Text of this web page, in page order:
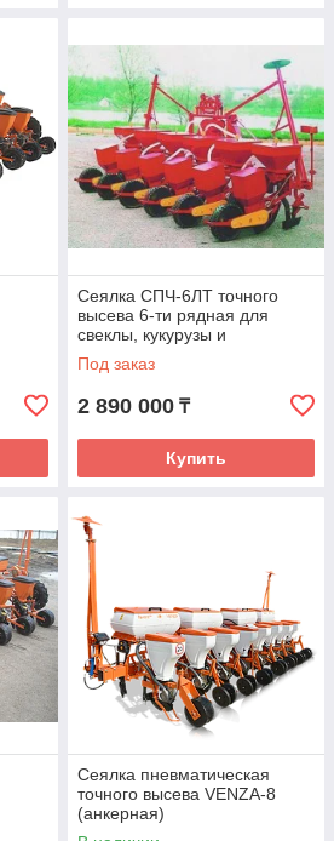
Сеялка СПЧ-6ЛТ точного
высева 6-ти рядная для
свеклы, кукурузы и
подсолнечника
Под заказ
2 890 000 ₸
Купить
Сеялка пневматическая
точного высева VENZA-8
(анкерная)